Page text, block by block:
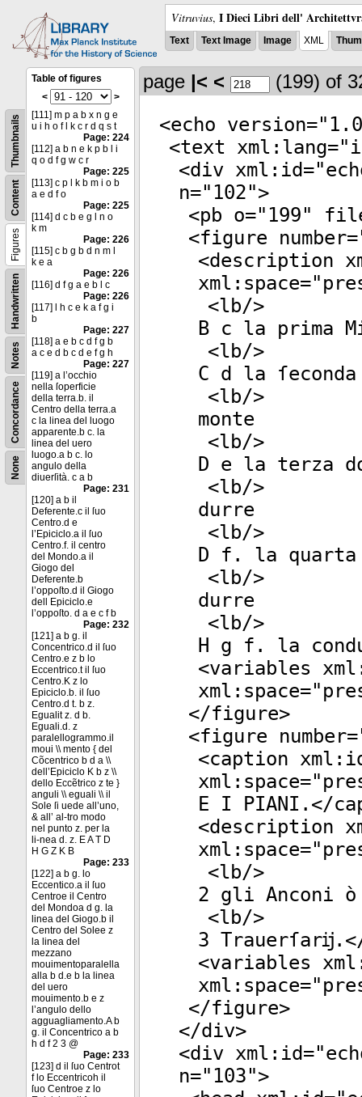
Vitruvius, I Dieci Libri dell'
Text Text Image Image XML
None
Concordance
Notes
Handwritten
Figures
Content
Thumbnails
Table of figures
<
>
[111] m p a b x n g e
u i h o f l k c r d q s t
Page: 224
[112] a b n e k p b l i
q o d f g w c r
Page: 225
[113] c p l k b m i o b
a e d f o
Page: 225
[114] d c b e g l n o
k m
Page: 226
[115] c b g b d n m l
k e a
Page: 226
[116] d f g a e b l c
Page: 226
[117] l h c e k a f g i
b
Page: 227
[118] a e b c d f g b
a c e d b c d e f g h
Page: 227
[119] a l’occhio
nella ſoperficie
della terra.b. il
Centro della terra.a
c la linea del luogo
apparente.b c. la
linea del uero
luogo.a b c. lo
angulo della
diuerſità. c a b
Page: 231
[120] a b il
Deferente.c il ſuo
Centro.d e
l’Epiciclo.a il ſuo
Centro.f. il centro
del Mondo.a il
Giogo del
Deferente.b
l’oppoſto.d il Giogo
dell Epiciclo.e
l’oppoſto. d a e c f b
Page: 232
[121] a b g. il
Concentrico.d il ſuo
Centro.e z b lo
Eccentrico.t il ſuo
Centro.K z lo
Epiciclo.b. il ſuo
Centro.d t. b z.
Egualit z. d b.
Eguali.d. z
paralellogrammo.il
moui \\ mento { del
Cõcentrico b d a \\
dell’Epiciclo K b z \\
dello Eccẽtrico z te }
anguli \\ eguali \\ il
Sole ſi uede all’uno,
& all’ al-tro modo
nel punto z. per la
li-nea d. z. E A T D
H G Z K B
Page: 233
[122] a b g. lo
Eccentico.a il ſuo
Centroe il Centro
del Mondoa d g. la
linea del Giogo.b il
Centro del Solee z
la linea del
mezzano
mouimentoparalella
alla b d.e b la linea
del uero
mouimento.b e z
l’angulo dello
agguagliamento.A b
g. il Concentrico a b
h d f 2 3 @
Page: 233
[123] d il ſuo Centrot
f lo Eccentricoh il
ſuo Centroe z lo
page |< < (199) of
<echo version="
<text xml:lang="
<div xml:id="
n="102">
<pb o="199"
<figure number
<description
xml:space="
<lb/>
B c la prima
<lb/>
C d la
<lb/>
monte
<lb/>
D e la terza
<lb/>
durre
<lb/>
D f. la quarta
<lb/>
durre
<lb/>
H g f. la
<variables
xml:space="
</figure>
<figure number
<caption
xml:space="
E I PIANI.</
<description
xml:space="
<lb/>
2 gli Anconi
<lb/>
3
<variables
xml:space="
</figure>
</div>
<div xml:id="
n="103">